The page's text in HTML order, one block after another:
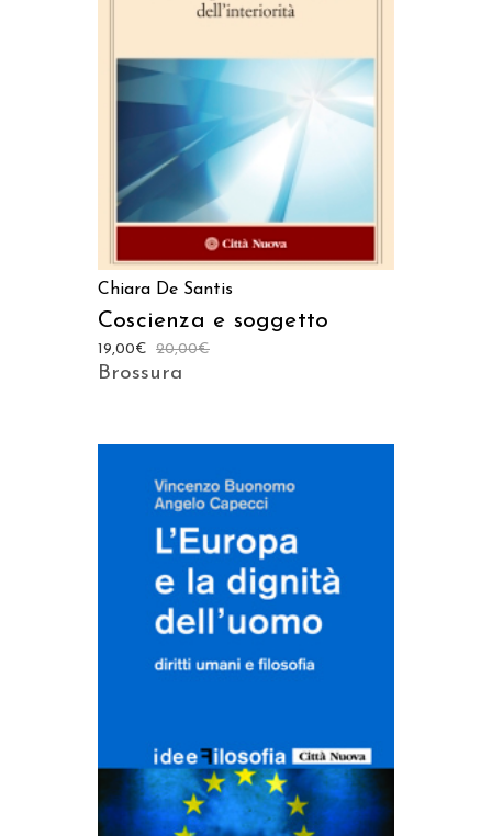
Chiara De Santis
Coscienza e soggetto
20,00€
19,00€
Brossura
AGGIUNGI AL CARRELLO